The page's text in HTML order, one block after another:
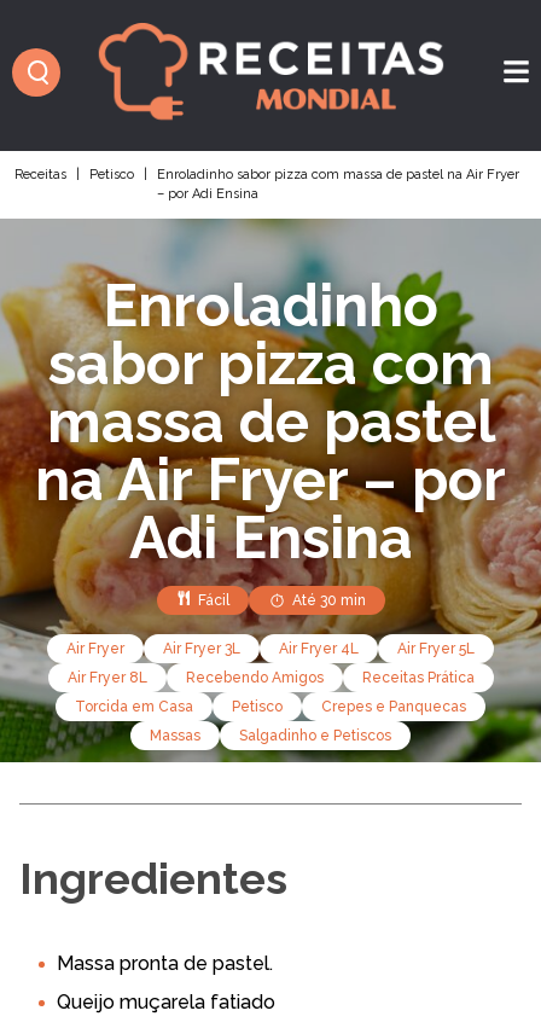
Receitas Petisco
Enroladinho sabor pizza com massa de pastel na Air Fryer
– por Adi Ensina
Enroladinho
sabor pizza com
massa de pastel
na Air Fryer – por
Adi Ensina
Fácil Até 30 min
Air Fryer Air Fryer 3L Air Fryer 4L
Air Fryer 5L
Air Fryer 8L
Recebendo Amigos
Receitas Prática
Torcida em Casa
Petisco
Crepes e Panquecas
Massas
Salgadinho e Petiscos
Ingredientes
Massa pronta de pastel.
Queijo muçarela fatiado